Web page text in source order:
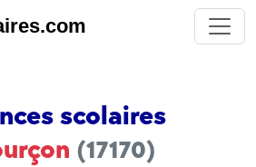
scolaires
(17170)